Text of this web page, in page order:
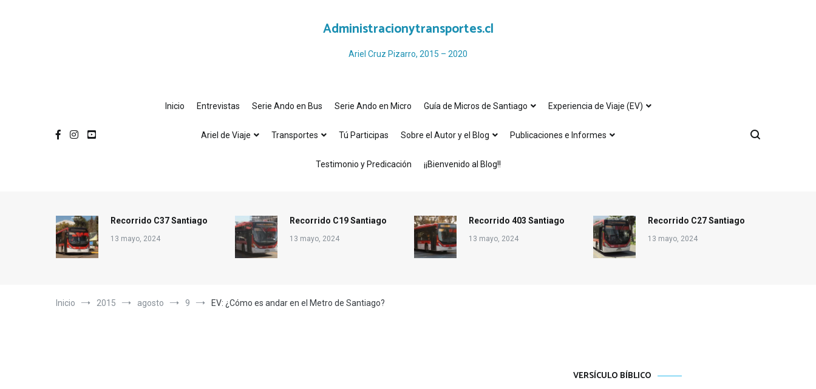
Administracionytransportes.cl
Ariel Cruz Pizarro, 2015 – 2020
Inicio Entrevistas Serie Ando en Bus Serie Ando en Micro Guía de Micros de Santiago Experiencia de Viaje (EV)
Ariel de Viaje Transportes Tú Participas Sobre el Autor y el Blog Publicaciones e Informes
Testimonio y Predicación ¡¡Bienvenido al Blog!!
Recorrido C37 Santiago
13 mayo, 2024
Recorrido C19 Santiago
13 mayo, 2024
Recorrido 403 Santiago
13 mayo, 2024
Recorrido C27 Santiago
13 mayo, 2024
Inicio 2015 agosto 9 EV: ¿Cómo es andar en el Metro de Santiago?
VERSÍCULO BÍBLICO